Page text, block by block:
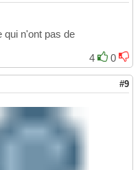
qui n'ont pas de
4
0
#9